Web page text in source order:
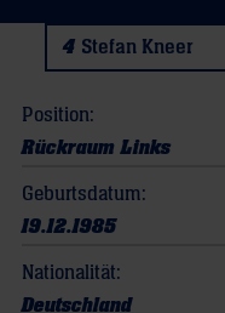
4 Stefan Kneer
Position:
Rückraum Links
Geburtsdatum:
19.12.1985
Nationalität:
Deutschland